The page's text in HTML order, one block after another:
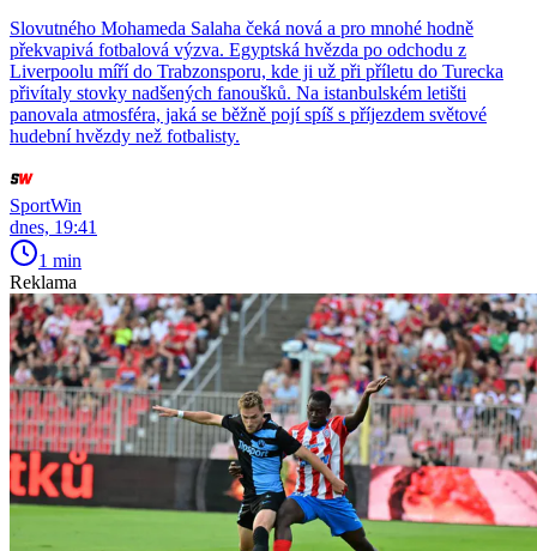
Slovutného Mohameda Salaha čeká nová a pro mnohé hodně
překvapivá fotbalová výzva. Egyptská hvězda po odchodu z
Liverpoolu míří do Trabzonsporu, kde ji už při příletu do Turecka
přivítaly stovky nadšených fanoušků. Na istanbulském letišti
panovala atmosféra, jaká se běžně pojí spíš s příjezdem světové
hudební hvězdy než fotbalisty.
SportWin
dnes, 19:41
1 min
Reklama